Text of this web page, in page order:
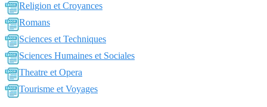
Religion et Croyances
Romans
Sciences et Techniques
Sciences Humaines et Sociales
Theatre et Opera
Tourisme et Voyages